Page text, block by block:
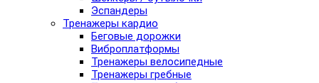
Эспандеры
Тренажеры кардио
Беговые дорожки
Виброплатформы
Тренажеры велосипедные
Тренажеры гребные